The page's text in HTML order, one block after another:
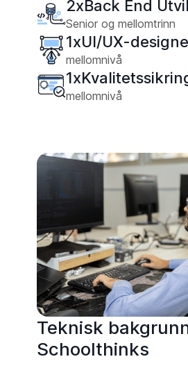
2xBack End
Senior og mellomtrinn
1xUI/UX-
mellomnivå
1x
mellomnivå
Teknisk
Schoolthinks